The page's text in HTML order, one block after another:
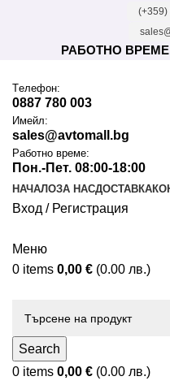
(+359)
РАБОТНО
Tелефон:
0887 780 003
Имейл:
sales@avtomall.bg
Работно време:
Пон.-Пет. 08:00-18:00
НАЧАЛОЗА НАСДОСТАВКА
Вход / Регистрация
Меню
0 items 0,00 € (0.00 лв.)
Search
0 items 0,00 € (0.00 лв.)